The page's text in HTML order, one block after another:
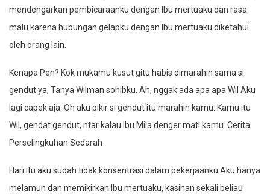
mendengarkan pembicaraanku dengan Ibu mertuaku dan rasa
malu karena hubungan gelapku dengan Ibu mertuaku diketahui
oleh orang lain.
Kenapa Pen? Kok mukamu kusut gitu habis dimarahin sama si
gendut ya, Tanya Wilman sohibku. Ah, nggak ada apa apa Wil Aku
lagi capek aja. Oh aku pikir si gendut itu marahin kamu. Kamu itu
Wil, gendat gendut, ntar kalau Ibu Mila denger mati kamu. Cerita
Perselingkuhan Sedarah
Hari itu aku sudah tidak konsentrasi dalam pekerjaanku Aku hanya
melamun dan memikirkan Ibu mertuaku, kasihan sekali beliau